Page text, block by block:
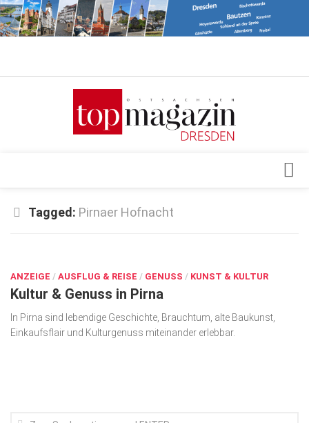
Verkaufsstellen
Top Gesundheitsforum Dresden / Ostsachsen
Geschäft
gesund & schön
Gesellschaft
Tagged: Pirnaer Hofnacht
ANZEIGE / AUSFLUG & REISE / GENUSS / KUNST & KULTUR
Kultur & Genuss in Pirna
In Pirna sind lebendige Geschichte, Brauchtum, alte Baukunst,
Einkaufsflair und Kulturgenuss miteinander erlebbar.